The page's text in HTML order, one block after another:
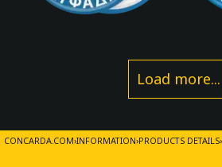
Load more...
CONCARDA.COM INFORMATION PRODUCTS DETAILS